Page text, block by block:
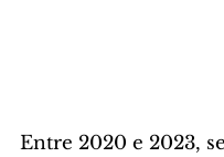
Entre 2020 e 2023,